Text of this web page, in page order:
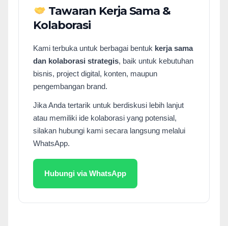
Tawaran Kerja Sama &
Kolaborasi
Kami terbuka untuk berbagai bentuk kerja sama
dan kolaborasi strategis, baik untuk kebutuhan
bisnis, project digital, konten, maupun
pengembangan brand.
Jika Anda tertarik untuk berdiskusi lebih lanjut
atau memiliki ide kolaborasi yang potensial,
silakan hubungi kami secara langsung melalui
WhatsApp.
Hubungi via WhatsApp